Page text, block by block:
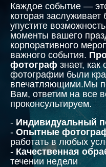
Каждое событие —
которая
упустите возможность
моменты вашего
корпоративного
важного события.
фотограф знает,
фотографии были
впечатляющими.Мы
Вам, ответим на все
проконсультируем.
- Индивидуальный
- Опытные
работать в любых
- Качественная
течении недели